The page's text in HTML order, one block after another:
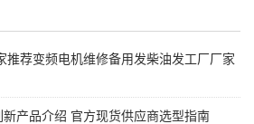
推荐变频电机维修备用发柴油发工厂厂家
产品介绍 官方现货供应商选型指南